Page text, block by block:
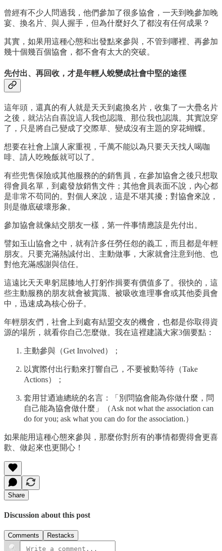
曾經有不少人問過我，他們參加了很多協會，一天到晚參加晚
宴、換名片、與人握手，但為什麼好久了都沒有任何成果？
其實，如果用這種心態和出發點來參與，不管到哪裡、再參加
幾十個幾百個協會，都不會有太大的突破。
先付出、再回收，才是年輕人蛻變成社會中堅的途徑
這年頭，還真的有人就是天天到處換名片，收集了一大疊名片
之後，就沾沾自喜說這人我也認識、那位我也認識。其實說穿
了，只是將自己變成了交際草、變成沒有主題的穿花蝴蝶。
想要在社會上讓人家重視，千萬不能以為只要天天找人喝咖
啡、請人吃晚飯就可以了。
有些兜售保險或其他服務的的銷售員，在參加協會之後只想取
得會員名單，到處發放銷售文件；其他會員表面不說，內心都
是非常不苟同的。對個人來說，這是不堪其擾；對協會來說，
則是徹底破壞形象。
參加協會就像結交朋友一樣，第一件事情應該是先付出。
譬如玉山協會之中，就有許多任勞任怨的義工，而且都是年輕
朋友。只要充滿熱誠付出、主動做事，大家就會注意到他、也
對他充滿感謝與信任。
這遠比天天卑躬屈膝地人打躬作揖要有價值多了。很快的，這
些主動服務的朋友就會被賞識、被吸收進理事會或其他委員會
中，迅速成為核心份子。
年輕朋友們，社會上到處有結盟交友的機會，也都是你取得資
源的場所，就看你自己怎麼做。我在這裡建議大家3個要點：
主動參與（Get Involved）；
以實際付出行動來打響自己，不要被動等待（Take
Actions）；
套用甘迺迪總統的名言：「別問協會能為你做什麼，問
自己能為協會做什麼」（Ask not what the association can
do for you; ask what you can do for the association.）
如果能用這種心態來參與，那麼你對所有的事情都覺得會更喜
歡、做起來也更開心！
Share
Discussion about this post
Comments Restacks